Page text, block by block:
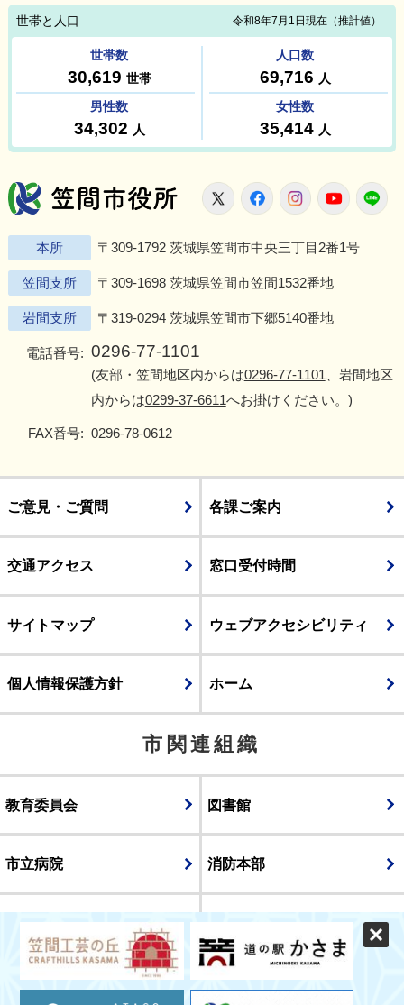
笠間市役所
X FacebookInstagram
本所 〒309-1792 茨城県笠間市中央三丁目2番1号
笠間支所 〒309-1698 茨城県笠間市笠間1532番地
岩間支所 〒319-0294 茨城県笠間市下郷5140番地
電話番号: 0296-77-1101
(友部・笠間地区内からは0296-77-1101 、岩間地区
内からは0299-37-6611へお掛けください。)
FAX番号: 0296-78-0612
ご意見・ご質問 各課ご案内
交通アクセス 窓口受付時間
サイトマップ ウェブアクセシビリティ
個人情報保護方針 ホーム
市関連組織
教育委員会 図書館
市立病院 消防本部
議会
表示 スマートフォン版 パソコン版